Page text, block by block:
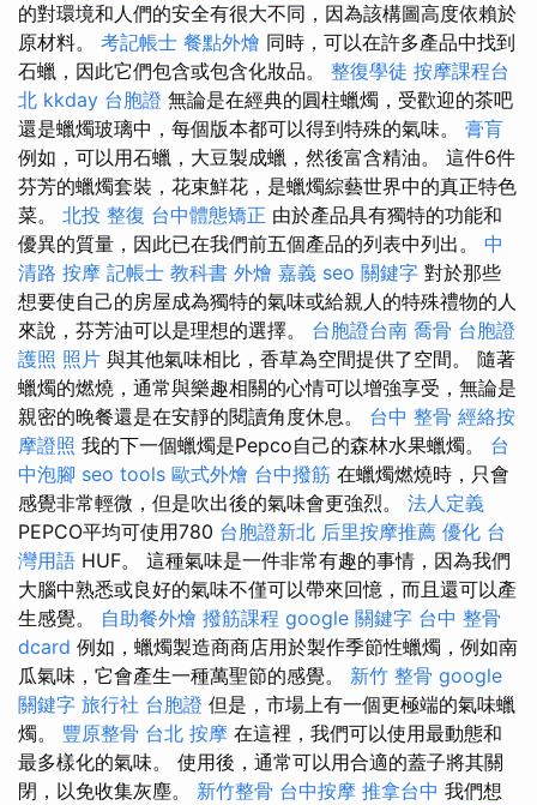
的對環境和人們的安全有很大不同，因為該構圖高度依賴於
原材料。 考記帳士 餐點外燴 同時，可以在許多產品中找到
石蠟，因此它們包含或包含化妝品。 整復學徒 按摩課程台
北 kkday 台胞證 無論是在經典的圓柱蠟燭，受歡迎的茶吧
還是蠟燭玻璃中，每個版本都可以得到特殊的氣味。 膏肓
例如，可以用石蠟，大豆製成蠟，然後富含精油。 這件6件
芬芳的蠟燭套裝，花束鮮花，是蠟燭綜藝世界中的真正特色
菜。 北投 整復 台中體態矯正 由於產品具有獨特的功能和
優異的質量，因此已在我們前五個產品的列表中列出。 中
清路 按摩 記帳士 教科書 外燴 嘉義 seo 關鍵字 對於那些
想要使自己的房屋成為獨特的氣味或給親人的特殊禮物的人
來說，芬芳油可以是理想的選擇。 台胞證台南 喬骨 台胞證
護照 照片 與其他氣味相比，香草為空間提供了空間。 隨著
蠟燭的燃燒，通常與樂趣相關的心情可以增強享受，無論是
親密的晚餐還是在安靜的閱讀角度休息。 台中 整骨 經絡按
摩證照 我的下一個蠟燭是Pepco自己的森林水果蠟燭。 台
中泡腳 seo tools 歐式外燴 台中撥筋 在蠟燭燃燒時，只會
感覺非常輕微，但是吹出後的氣味會更強烈。 法人定義
PEPCO平均可使用780 台胞證新北 后里按摩推薦 優化 台
灣用語 HUF。 這種氣味是一件非常有趣的事情，因為我們
大腦中熟悉或良好的氣味不僅可以帶來回憶，而且還可以產
生感覺。 自助餐外燴 撥筋課程 google 關鍵字 台中 整骨
dcard 例如，蠟燭製造商商店用於製作季節性蠟燭，例如南
瓜氣味，它會產生一種萬聖節的感覺。 新竹 整骨 google
關鍵字 旅行社 台胞證 但是，市場上有一個更極端的氣味蠟
燭。 豐原整骨 台北 按摩 在這裡，我們可以使用最動態和
最多樣化的氣味。 使用後，通常可以用合適的蓋子將其關
閉，以免收集灰塵。 新竹整骨 台中按摩 推拿台中 我們想